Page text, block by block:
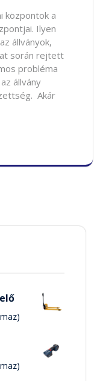
központok a
Ilyen
állványok,
során rejtett
probléma
állvány
Akár